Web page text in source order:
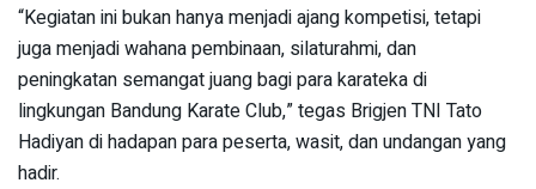
“Kegiatan ini bukan hanya menjadi ajang kompetisi, tetapi
juga menjadi wahana pembinaan, silaturahmi, dan
peningkatan semangat juang bagi para karateka di
lingkungan Bandung Karate Club,” tegas Brigjen TNI Tato
Hadiyan di hadapan para peserta, wasit, dan undangan yang
hadir.